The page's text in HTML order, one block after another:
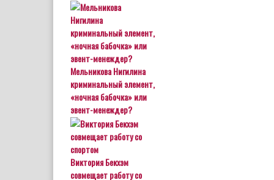
Мельникова Нигилина
криминальный элемент,
«ночная бабочка» или
эвент-менеждер?
Виктория Бекхэм
совмещает работу со